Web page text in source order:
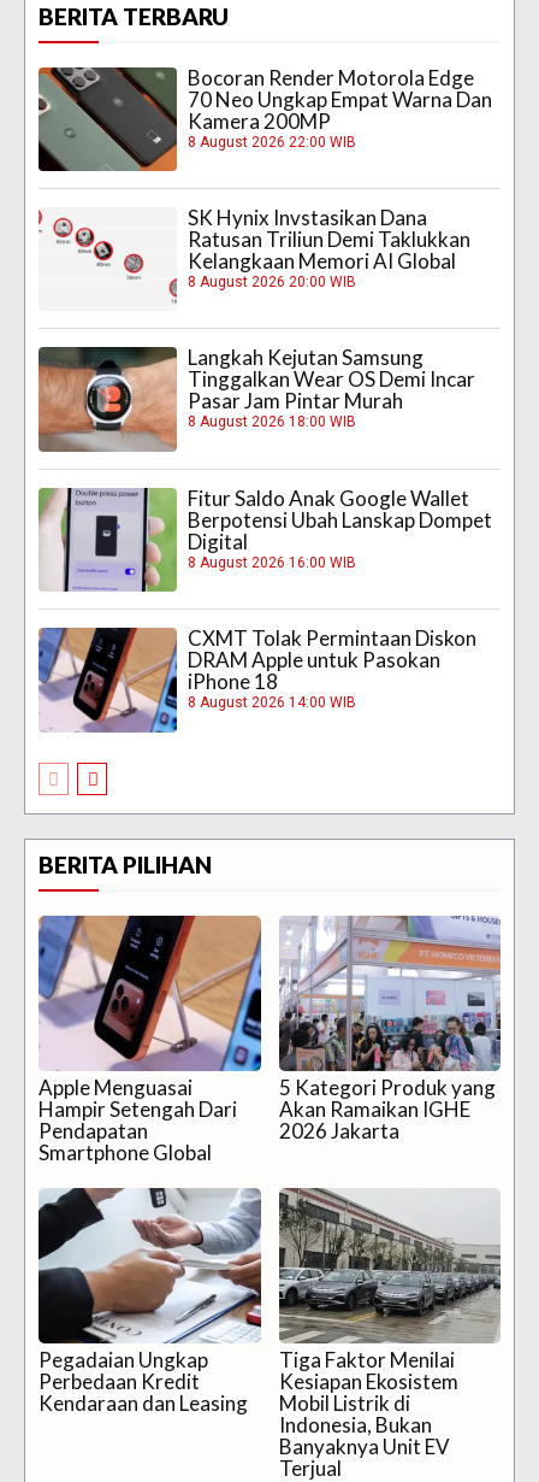
BERITA TERBARU
Bocoran Render Motorola Edge
70 Neo Ungkap Empat Warna Dan
Kamera 200MP
8 August 2026 22:00 WIB
SK Hynix Invstasikan Dana
Ratusan Triliun Demi Taklukkan
Kelangkaan Memori AI Global
8 August 2026 20:00 WIB
Langkah Kejutan Samsung
Tinggalkan Wear OS Demi Incar
Pasar Jam Pintar Murah
8 August 2026 18:00 WIB
Fitur Saldo Anak Google Wallet
Berpotensi Ubah Lanskap Dompet
Digital
8 August 2026 16:00 WIB
CXMT Tolak Permintaan Diskon
DRAM Apple untuk Pasokan
iPhone 18
8 August 2026 14:00 WIB
BERITA PILIHAN
Apple Menguasai
Hampir Setengah Dari
Pendapatan
Smartphone Global
5 Kategori Produk yang
Akan Ramaikan IGHE
2026 Jakarta
Pegadaian Ungkap
Perbedaan Kredit
Kendaraan dan Leasing
Tiga Faktor Menilai
Kesiapan Ekosistem
Mobil Listrik di
Indonesia, Bukan
Banyaknya Unit EV
Terjual